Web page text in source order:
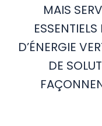
MAIS
D’ÉNERGIE
DE